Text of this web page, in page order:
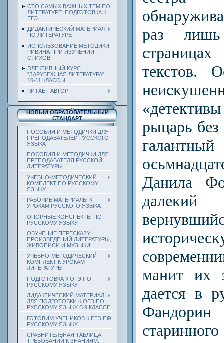
СТО САМЫХ ВАЖНЫХ ТЕМ ПО
ЛИТЕРАТУРЕ. ПОДГОТОВКА К
ЕГЭ
ДИДАКТИЧЕСКИЙ МАТЕРИАЛ
ПО ЛИТЕРАТУРЕ
ИСПОЛЬЗОВАНИЕ МЕТОДИКИ
РИВИНА ПРИ ИЗУЧЕНИИ
СТИХОВ
ЭЛЕКТИВНЫЙ КУРС
"ЗАРУБЕЖНАЯ ЛИТЕРАТУРА".
10-11 КЛАССЫ
ЧИТАЕТ АВТОР
НОВЫЙ ОБРАЗОВАТЕЛЬНЫЙ
СТАНДАРТ
ПОСОБИЯ И МЕТОДИЧКИ ДЛЯ
ПРЕПОДАВАТЕЛЕЙ РУССКОГО
ЯЗЫКА
ПОСОБИЯ И МЕТОДИЧКИ ДЛЯ
ПРЕПОДАВАТЕЛЯ РУССКОЙ
ЛИТЕРАТУРЫ
УЧЕБНО-МЕТОДИЧЕСКИЙ
КОМПЛЕКТ ПО РУССКОМУ
ЯЗЫКУ
РАБОЧИЕ МАТЕРИАЛЫ К
УРОКАМ РУССКОГО ЯЗЫКА
ОПОРНЫЕ КОНСПЕКТЫ ПО
РУССКОМУ ЯЗЫКУ
ОБУЧЕНИЕ ПЕРЕСКАЗУ
ПРОИЗВЕДЕНИЙ ЛИТЕРАТУРЫ,
ЖИВОПИСИ И МУЗЫКИ
УЧЕБНО-МЕТОДИЧЕСКИЙ
КОМПЛЕКТ К УРОКАМ
ЛИТЕРАТУРЫ
ПОДГОТОВКА К ОГЭ ПО
РУССКОМУ ЯЗЫКУ
ДИДАКТИЧЕСКИЙ МАТЕРИАЛ
ДЛЯ ПОДГОТОВКИ К ОГЭ ПО
РУССКОМУ ЯЗЫКУ В 9 КЛАССЕ
ГОТОВИМ УЧЕНИКОВ К ЕГЭ ПО
РУССКОМУ ЯЗЫКУ
СРАВНИТЕЛЬНАЯ ТАБЛИЦА
ТРЕБОВАНИЙ К ЗНАНИЯМ,
раз
текстов.
рыцарь без
Данила
манит их
дается в